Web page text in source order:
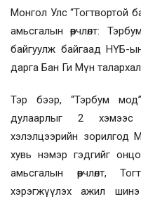
Монгол Улс “Тогтвортой
амьсгалын өөрчлөлт:
байгуулж байгаад НҮБ-
дарга Бан Ги Мүн
Тэр бээр, “Тэрбум мод”
дулаарлыг 2
хэлэлцээрийн зорилгод
хувь нэмэр гэдгийг
амьсгалын өөрчлөлт,
хэрэгжүүлэх ажил